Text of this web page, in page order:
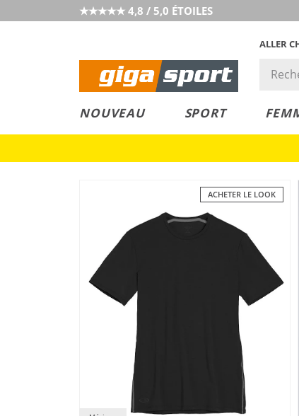
★★★★★ 4,8 / 5,0 ÉTOILES
ALLER
NOUVEAU SPORT
ACHETER LE LOOK